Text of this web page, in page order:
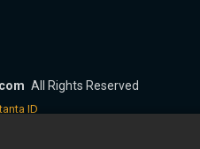
All Rights Reserved
ID